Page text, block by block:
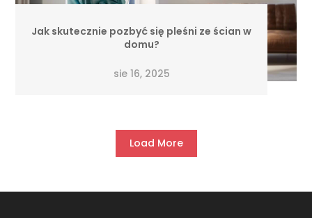
Jak skutecznie pozbyć się pleśni ze ścian w
domu?
sie 16, 2025
Load More